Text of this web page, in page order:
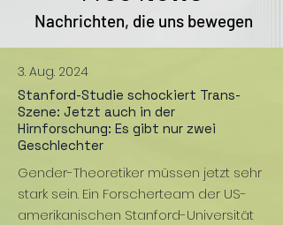
Nachrichten, die uns bewegen
3. Aug. 2024
Stanford-Studie schockiert Trans-
Szene: Jetzt auch in der
Hirnforschung: Es gibt nur zwei
Geschlechter
Gender-Theoretiker müssen jetzt sehr
stark sein. Ein Forscherteam der US-
amerikanischen Stanford-Universität